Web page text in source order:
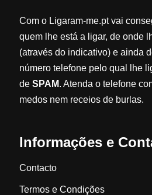
Com o Ligaram-me.pt vai
quem lhe está a ligar, de onde
(através do indicativo) e ainda
número telefone pelo qual lhe
de SPAM. Atenda o telefone
medos nem receios de burlas.
Informações e
Contacto
Termos e Condições